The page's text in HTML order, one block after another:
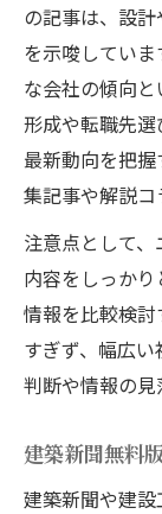
の記事は、設
を示唆してい
な会社の傾向
形成や転職先
最新動向を把
集記事や解説コ
注意点として
内容をしっか
情報を比較検
すぎず、幅広
判断や情報の見
建築新聞無料
建築新聞や建